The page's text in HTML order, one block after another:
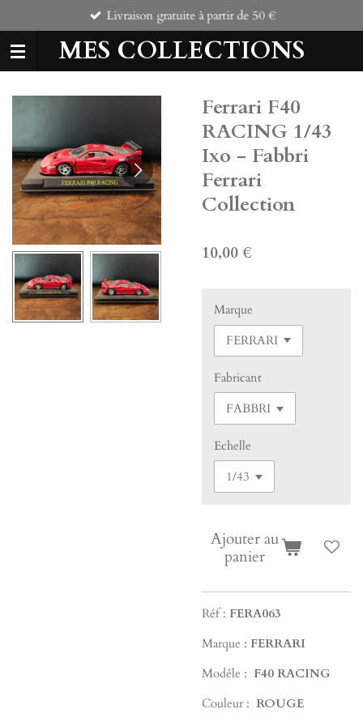
au
contenu
principal
MES COLLECTIONS
Livraison gratuite à partir de 50 €
Ferrari F40
RACING 1/43
Ixo - Fabbri
Ferrari
Collection
10,00 €
Marque
Fabricant
Echelle
Ajouter au
panier
Réf : FERA063
Marque : FERRARI
Modéle : F40 RACING
Couleur : ROUGE